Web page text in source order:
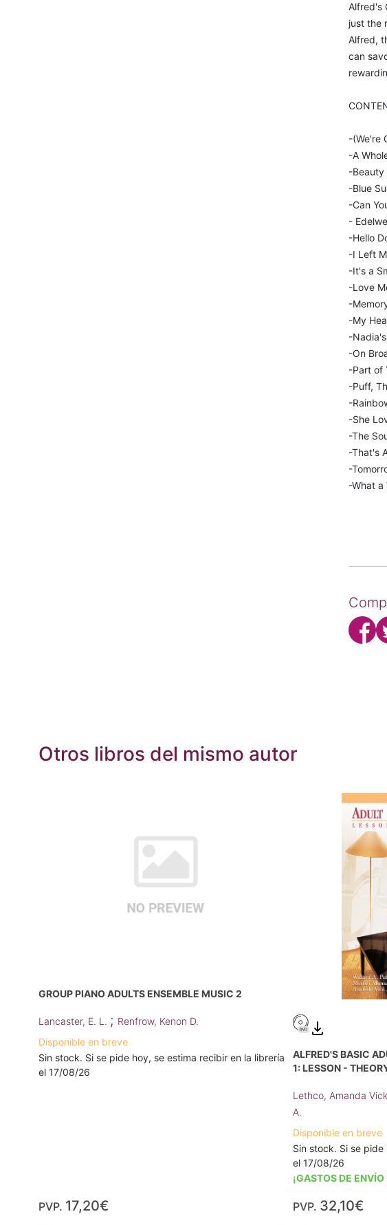
Alfred's
just the
Alfred,
can
-(We're
-A
-Beauty
-Blue
-Can
-
-Hello
-I Left
-It's a
-Love
-
-My
-
-On
-Part of
-Puff,
-
-She
-The
-That's
-
-What a
Otros libros del mismo autor
GROUP PIANO ADULTS ENSEMBLE MUSIC 2
Lancaster, E. L. ; Renfrow, Kenon D.
Disponible en breve
Sin stock. Si se pide hoy, se estima recibir en la librería
el 17/08/26
PVP. 17,20€
ALFRED'S BASIC
1: LESSON -
Lethco, Amanda Vick
A.
Disponible en breve
Sin stock. Si se
el 17/08/26
¡GASTOS DE
PVP. 32,10€